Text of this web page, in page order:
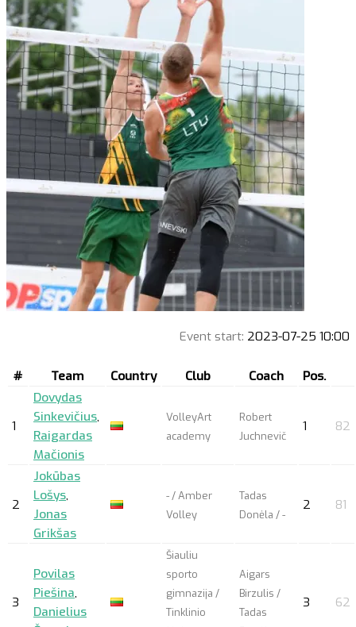
Event start: 2023-07-25 10:00
# Team Country Club Coach Pos.
1
Dovydas
Sinkevičius,
Raigardas
Mačionis
VolleyArt
academy
Robert
Juchnevič
1 82
2
Jokūbas
Lošys,
Jonas
Grikšas
- / Amber
Volley
Tadas
Donėla / -
2 81
3
Povilas
Piešina,
Danielius
Šiauliu
sporto
gimnazija /
Tinklinio
Aigars
Birzulis /
Tadas
3 62